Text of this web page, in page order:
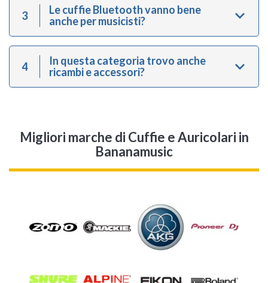
3
Le cuffie Bluetooth vanno bene
anche per musicisti?
4
In questa categoria trovo anche
ricambi e accessori?
Migliori marche di Cuffie e Auricolari in
Bananamusic